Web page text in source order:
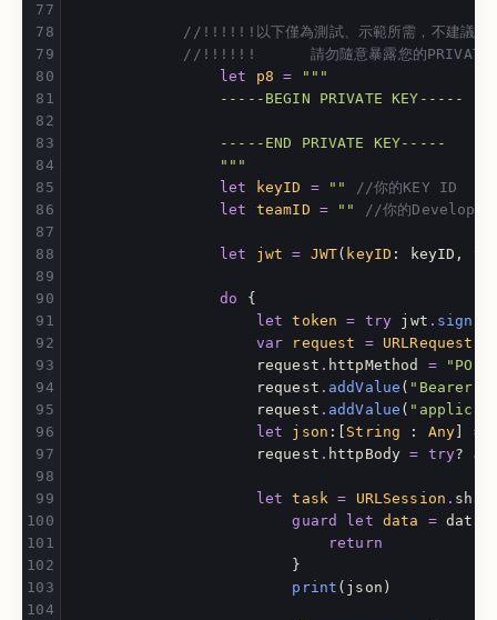
//!!!!!!以下僅為測試、示範所需，不建議
//!!!!!!      請勿隨意暴露您的
let
p8 =
"""
                -----BEGIN PRIVATE KEY-----
                -----END PRIVATE KEY-----
                """
let
keyID = ""
//你的KEY ID
let
teamID = "" //你的
let jwt = JWT( keyID : keyID ,
do
{
let
token = try jwt . sign
var
request = URLRequest
request . httpMethod =
request . addValue ( "Bearer
request . addValue (
let
json :[ String : Any =
request . httpBody = try?
let task = URLSession .
guard
let data = data
return
}
print ( json )